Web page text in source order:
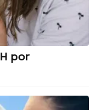
por